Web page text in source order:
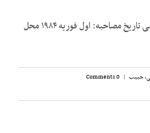
روایت ‌کننده: آقای حبیب نفیسی تاریخ مصاحبه: اول فوریه ۱۹۸۴ محل
حبیب |
0 Comments